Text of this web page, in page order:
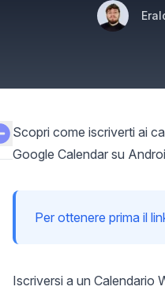
Scopri come iscriverti ai
Google Calendar su
Per ottenere prima il
Iscriversi a un Calendario